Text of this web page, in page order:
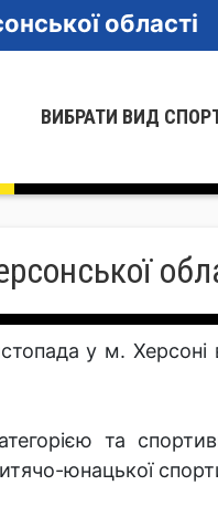
області
ВИБРАТИ ВИД
у м. Херсоні
та
юнацької